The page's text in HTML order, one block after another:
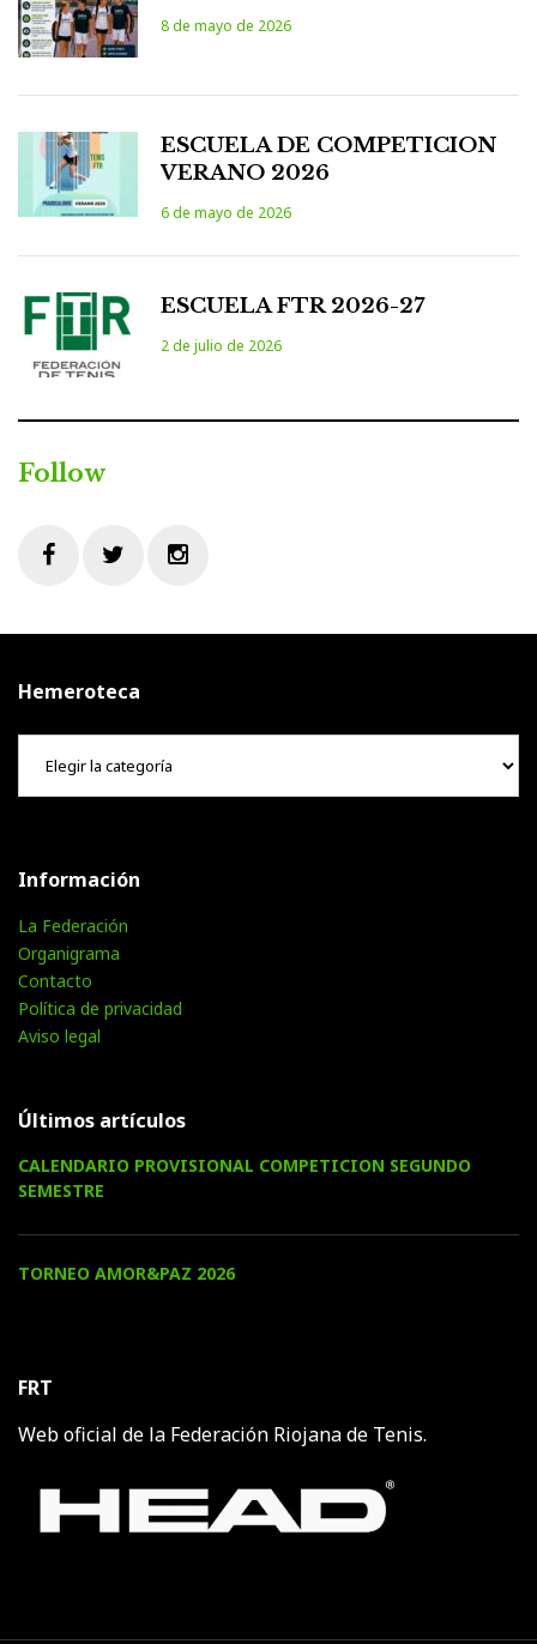
8 de mayo de 2026
ESCUELA DE COMPETICION
VERANO 2026
6 de mayo de 2026
ESCUELA FTR 2026-27
2 de julio de 2026
Follow
Hemeroteca
Hemeroteca
Información
La Federación
Organigrama
Contacto
Política de privacidad
Aviso legal
Últimos artículos
CALENDARIO PROVISIONAL COMPETICION SEGUNDO
SEMESTRE
TORNEO AMOR&PAZ 2026
FRT
Web oficial de la Federación Riojana de Tenis.